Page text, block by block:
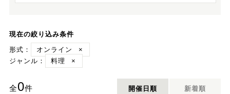
現在の絞り込み条件
形式：
オンライン
×
ジャンル：
料理 ×
全0件 開催日順 新着順